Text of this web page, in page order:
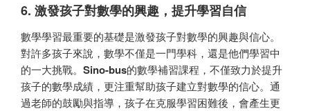
6. 激發孩子對數學的興趣，提升學習自信
數學學習最重要的基礎是激發孩子對數學的興趣與信心。
對許多孩子來說，數學不僅是一門學科，還是他們學習中
的一大挑戰。 Sino-bus的數學補習課程，不僅致力於提升
孩子的數學成績，更注重幫助孩子建立對數學的信心。通
過老師的鼓勵與指導，孩子在克服學習困難後，會產生更